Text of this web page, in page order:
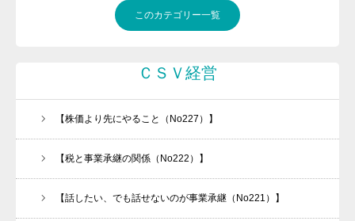
このカテゴリー一覧
ＣＳＶ経営
【株価より先にやること（No227）】
【税と事業承継の関係（No222）】
【話したい、でも話せないのが事業承継（No221）】
働きたくなる職場づくりをお手伝いします
経営者必見
任せられる後継ぎを１年で育てます！
金融機関ときちんと話が出来ていますか